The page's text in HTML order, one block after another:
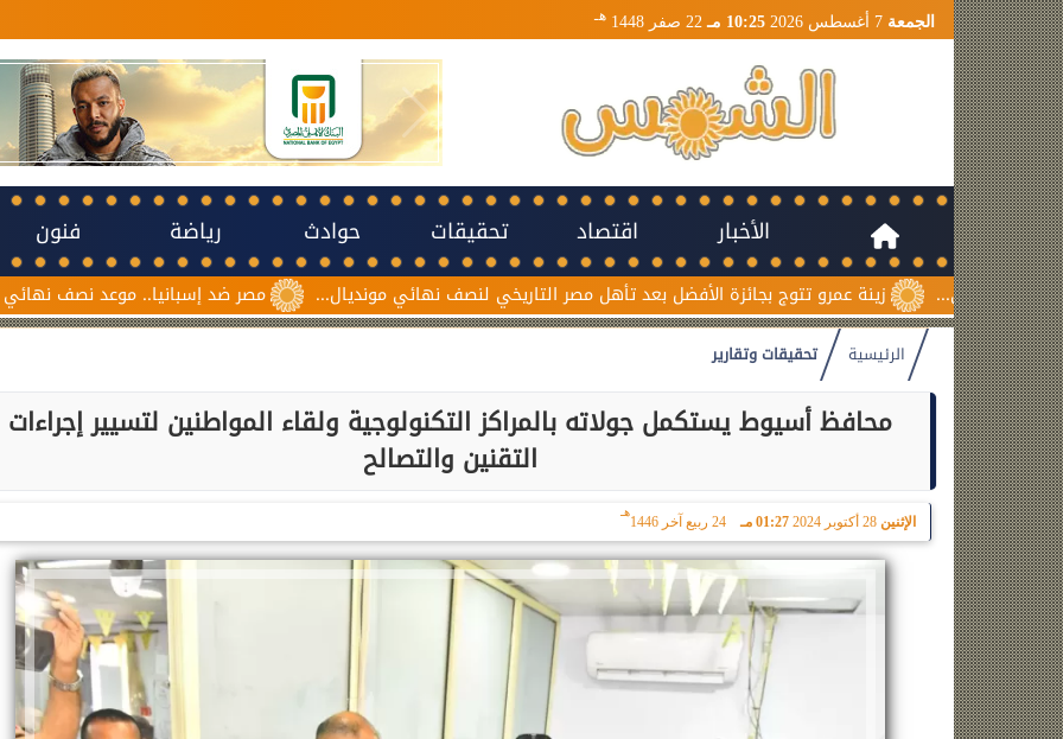
الجمعة 10:25 مـ 22 صفر 1448 هـ
الأخبار اقتصاد تحقيقات حوادث رياضة فنون
مصر ضد إسبانيا.. موعد نصف نهائي مونديال ناشئات زينة عمرو تتوج بجائزة الأفضل بعد تأهل مصر التاريخي لنصف نهائي مونديال...
الرئيسية تحقيقات وتقارير
محافظ أسيوط يستكمل جولاته بالمراكز التكنولوجية ولقاء المواطنين لتسيير إجراءات
التقنين والتصالح
الإثنين 28 أكتوبر 2024 01:27 مـ 24 ربيع آخر 1446
هـ